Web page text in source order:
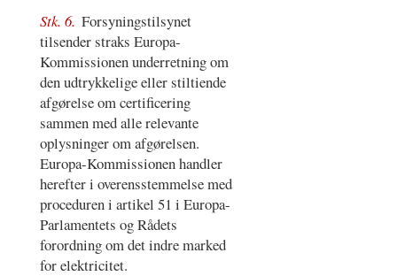
Stk. 6. Forsyningstilsynet
tilsender straks Europa-
Kommissionen underretning om
den udtrykkelige eller stiltiende
afgørelse om certificering
sammen med alle relevante
oplysninger om afgørelsen.
Europa-Kommissionen handler
herefter i overensstemmelse med
proceduren i artikel 51 i Europa-
Parlamentets og Rådets
forordning om det indre marked
for elektricitet.